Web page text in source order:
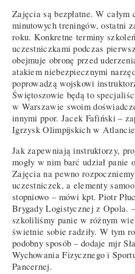
Zajęcia są bezpłatne. W
minutowych treningów, ostatni
roku. Konkretne terminy
uczestniczkami podczas
obejmuje obronę przed
atakiem niebezpiecznymi
poprowadzą wojskowi
Świętoszowie będą to
w Warszawie swoim
innymi ppor. Jacek Fafiński –
Igrzysk Olimpijskich w
Jak zapewniają instruktorzy,
mogły w nim barć udział
Zajęcia na pewno
uczestniczek, a elementy
stopniowo – mówi kpt. Piotr
Brygady Logistycznej z Opola.
szkoliliśmy panie w różnym
świetnie sobie radziły. W tym
podobny sposób – dodaje mjr
Wychowania Fizycznego i
Pancernej.